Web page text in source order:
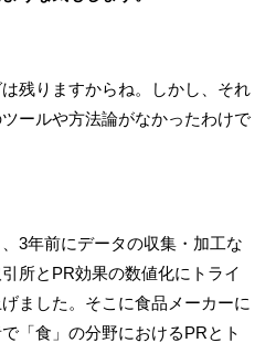
残りますからね。しかし、それ
ールや方法論がなかったわけで
3年前にデータの収集・加工な
所とPR効果の数値化にトライ
ました。そこに食品メーカーに
「食」の分野におけるPRとト